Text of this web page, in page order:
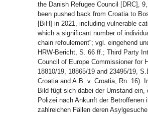
the Danish Refugee Council [DRC],
been pushed back from Croatia to
[BiH] in 2021, including vulnerable
which a significant number of
chain refoulement“; vgl. eingehend
HRW-Bericht, S. 66 ff.; Third Party
Council of Europe Commissioner for
18810/19, 18865/19 and 23495/19,
Croatia and A.B. v. Croatia, Rn. 16).
Bild fügt sich dabei der Umstand
Polizei nach Ankunft der Betroffenen
zahlreichen Fällen deren